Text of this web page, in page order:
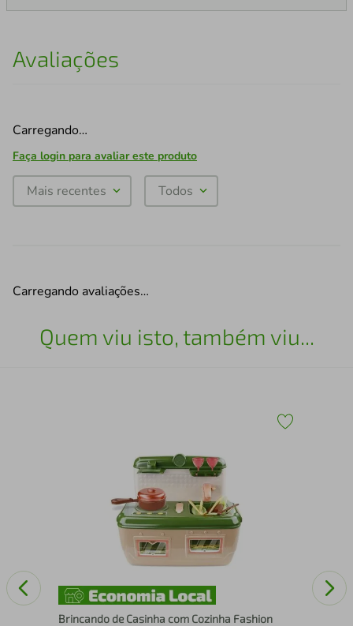
Avaliações
Carregando…
Faça login para avaliar este produto
Mais recentes Todos
Carregando avaliações…
Quem viu isto, também viu...
Brincando de Casinha com Cozinha Fashion